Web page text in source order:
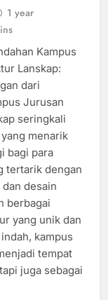
1 year
Kampus
Lanskap:
dari
Jurusan
seringkali
menarik
bagi para
tertarik dengan
desain
berbagai
yang unik dan
kampus
tempat
juga sebagai